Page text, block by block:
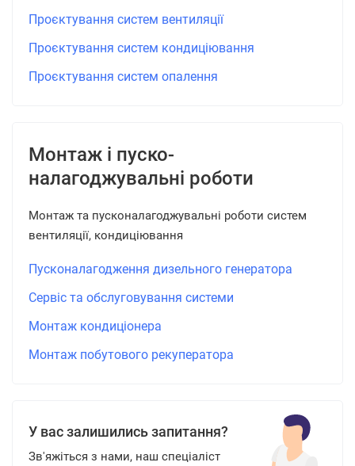
Проєктування систем вентиляції
Проєктування систем кондиціювання
Проєктування систем опалення
Монтаж і пуско-
налагоджувальні роботи
Монтаж та пусконалагоджувальні роботи систем
вентиляції, кондиціювання
Пусконалагодження дизельного генератора
Сервіс та обслуговування системи
Монтаж кондиціонера
Монтаж побутового рекуператора
У вас залишились запитання?
Зв'яжіться з нами, наш спеціаліст